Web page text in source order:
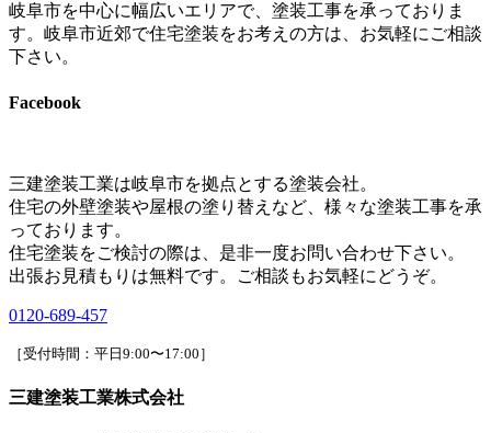
岐阜市を中心に幅広いエリアで、塗装工事を承っておりま
す。岐阜市近郊で住宅塗装をお考えの方は、お気軽にご相談
下さい。
Facebook
三建塗装工業は岐阜市を拠点とする塗装会社。
住宅の外壁塗装や屋根の塗り替えなど、様々な塗装工事を承
っております。
住宅塗装をご検討の際は、是非一度お問い合わせ下さい。
出張お見積もりは無料です。ご相談もお気軽にどうぞ。
0120-689-457
［受付時間：平日9:00〜17:00］
三建塗装工業株式会社